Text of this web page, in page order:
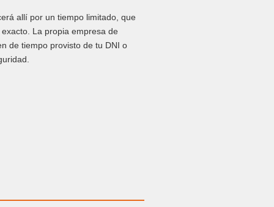
allí por un tiempo limitado, que
La propia empresa de
de tiempo provisto de tu DNI o